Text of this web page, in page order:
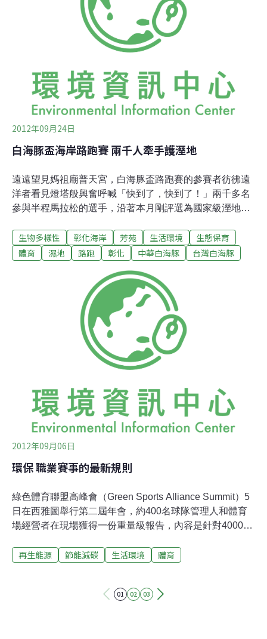
一群身著「拆美麗灣」背牌、肩披「拆美麗灣」毛巾的路
跑團隊。「我們叫『心肌不梗塞、血管不阻塞之我們正在
年輕路跑團』，成員來自各行各業，」路跑團成員古國廷
自我介紹。「反美麗灣不是最初的目地，當初大家一起報
一些新聞報導知道美麗灣，覺得是很重要的議題，需要更
多人知道。他認為，「美麗灣飯店是個不遵守法定
2012年09月24日
白海豚盃海岸路跑賽 兩千人牽手護溼地
遠遠望見媽祖廟普天宮，白海豚盃路跑賽的參賽者彷彿遠
洋者看見燈塔般興奮呼喊「快到了，快到了！」兩千多名
參與半程馬拉松的選手，沿著本月剛評選為國家級溼地的
的陽光，咬牙前行奮力跑向終點。彰化縣環境保護聯盟昨
（23）日在芳苑舉辦第三屆白海豚盃路跑賽，主辦單位表
保護白海豚，這次要為了溼地，明年我們會為蚵農而
跑。」本次路跑賽為台灣首創、緊鄰潮間帶的路跑賽，年
僅20歲的楊永均以1:14:15的成績領先群倫完成賽程拿下冠
軍。除了路跑健將踴躍參賽，來自全國各地支持守護白海
豚議題的民眾也熱烈響應，一群參賽者自行在身上彩繪上
白海豚圖案：「我們希望可以讓更多人一起來關心白海
豚！」高齡90歲的阿嬤廖陳玉也報名參加2公里的樂活組
表示，「我們特地從台北下來，為了白海豚
生物多樣性 彰化海岸 芳苑 生活環境
生態保育
體育
濕地 路跑 彰化 中華白海豚 台灣白海豚
2012年09月06日
環保 職業賽事的最新規則
綠色體育聯盟高峰會（Green Sports Alliance Summit）5
日在西雅圖舉行第二屆年會，約400名球隊管理人和體育
場經營者在現場獲得一份重量級報告，內容是針對4000億
「綠色體育聯盟」與協助成立該聯盟的「美國自然資源保
10年裡，這項重大的文化轉變超越了球隊、城市忠誠性與
再生能源 節能減碳 生活環境 體育
01 02 03